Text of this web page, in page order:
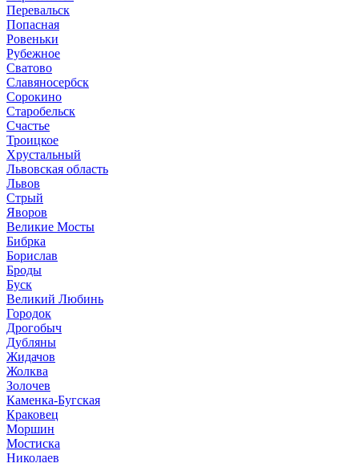
Перевальск
Попасная
Ровеньки
Рубежное
Сватово
Славяносербск
Сорокино
Старобельск
Счастье
Троицкое
Хрустальный
Львовская область
Львов
Стрый
Яворов
Великие Мосты
Бибрка
Борислав
Броды
Буск
Великий Любинь
Городок
Дрогобыч
Дубляны
Жидачов
Жолква
Золочев
Каменка-Бугская
Краковец
Моршин
Мостиска
Николаев